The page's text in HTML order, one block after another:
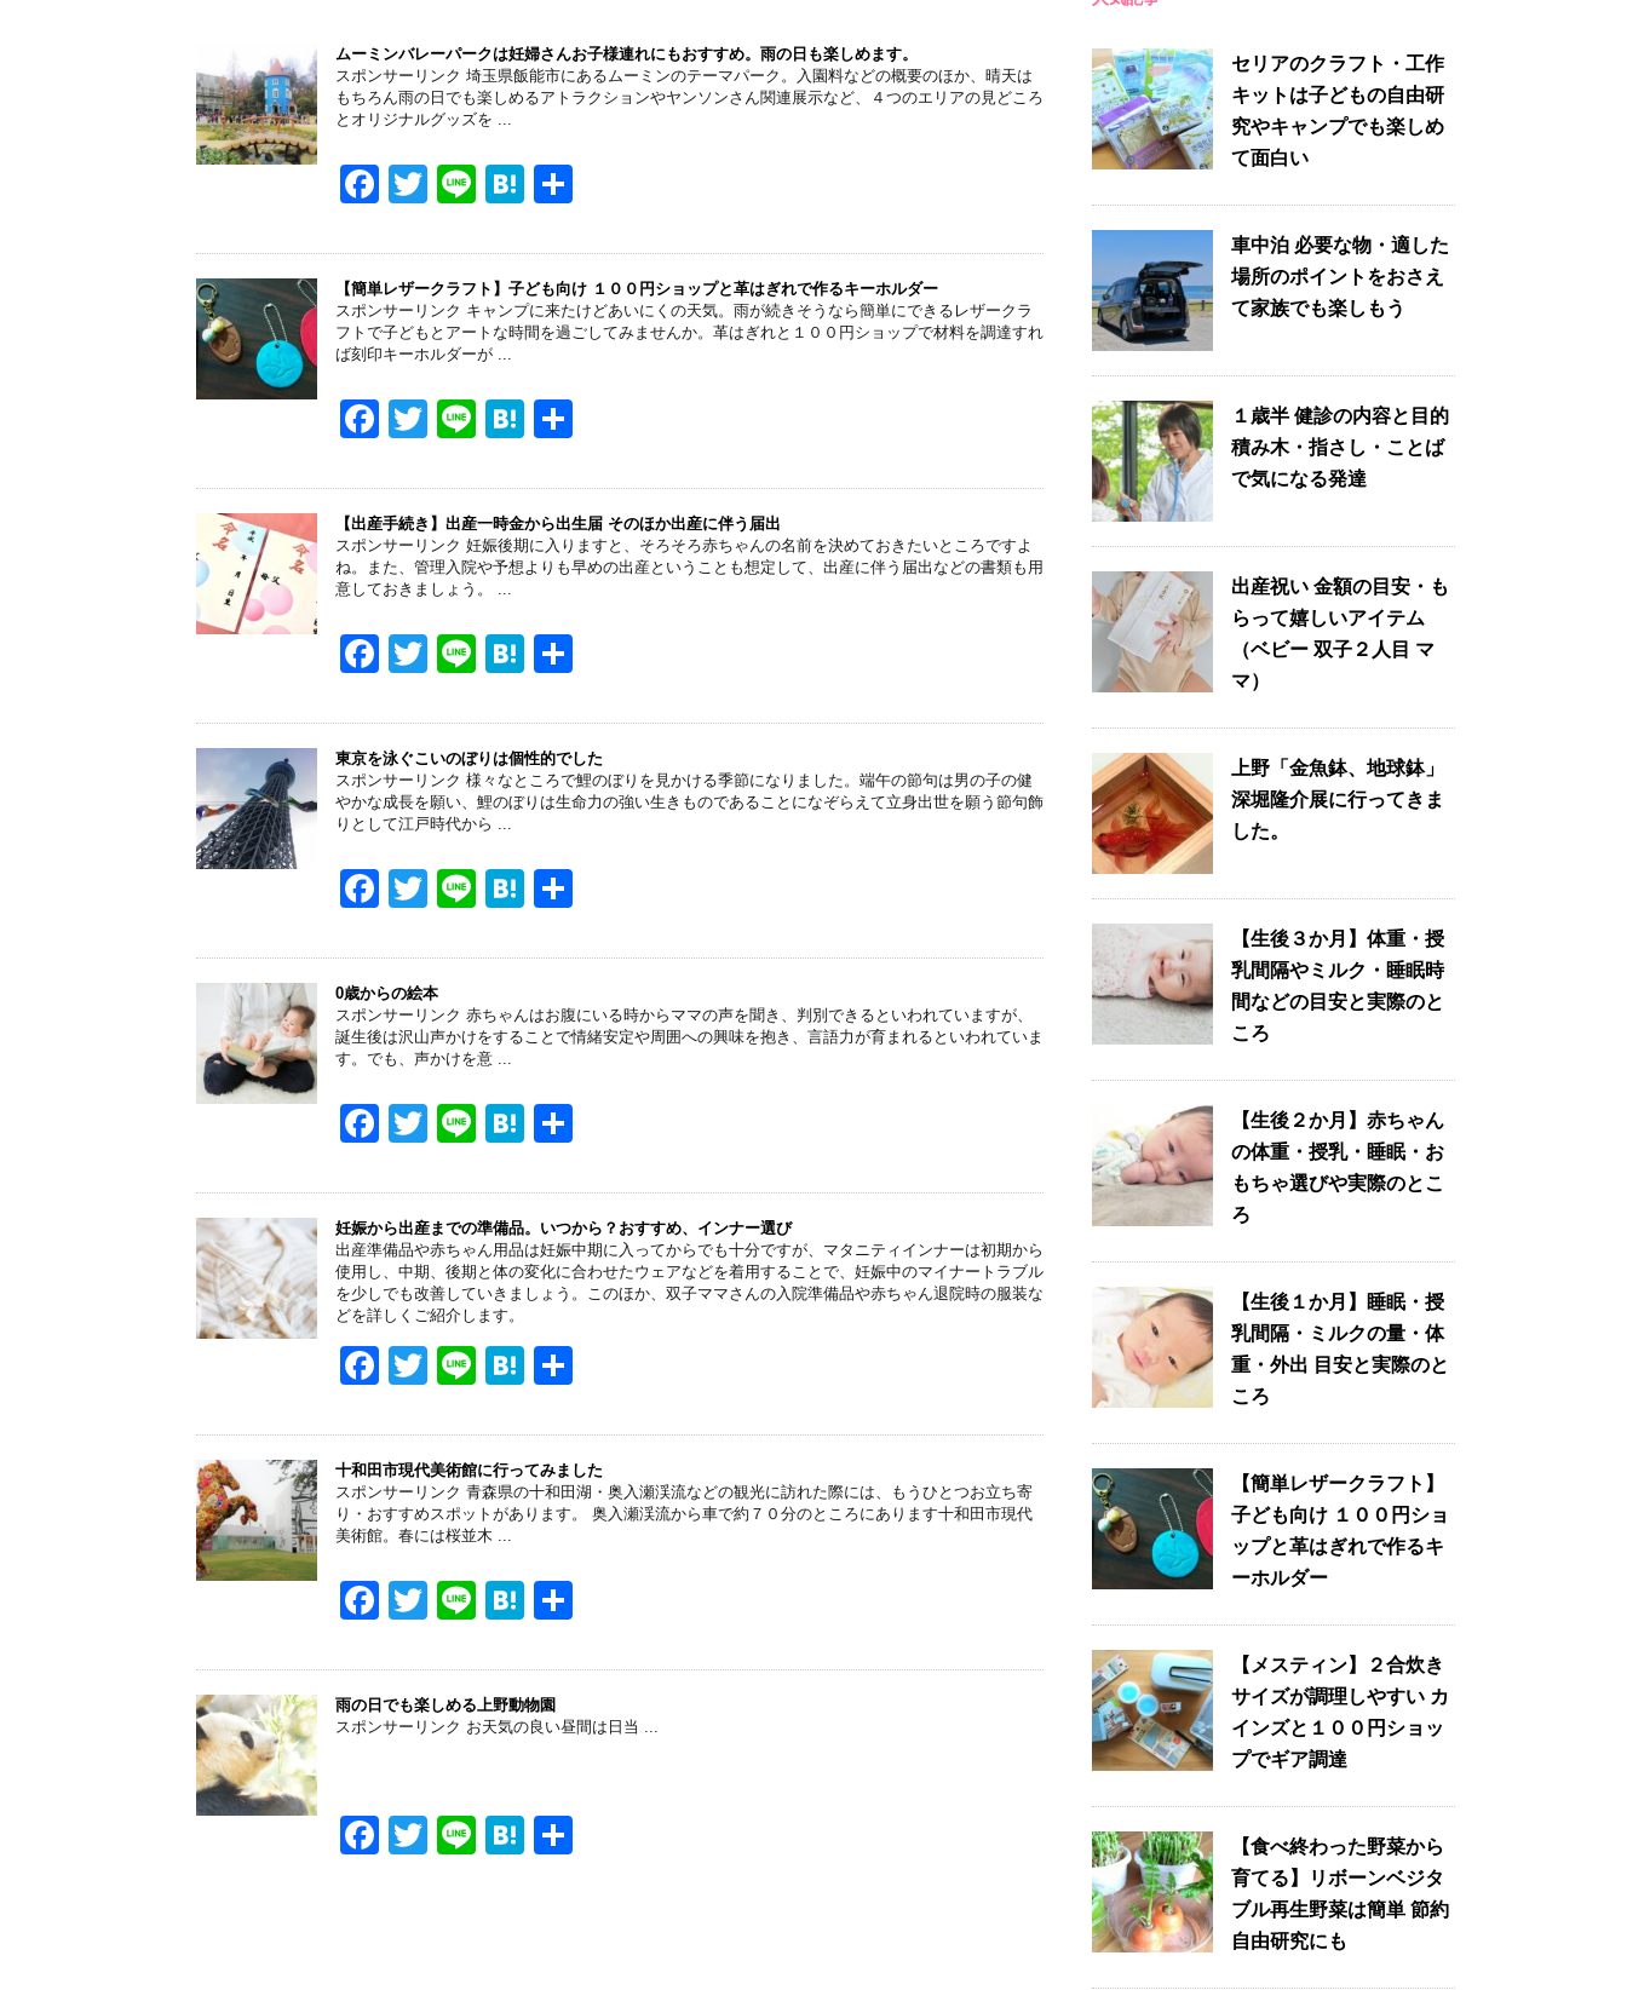
ムーミンバレーパークは妊婦さんお子様連れにもおすすめ。雨の日も楽しめます。
スポンサーリンク 埼玉県飯能市にあるムーミンのテーマパーク。入園料などの概要のほか、晴天は
もちろん雨の日でも楽しめるアトラクションやヤンソンさん関連展示など、４つのエリアの見どころ
とオリジナルグッズを ...
F
c
e
b
o
T
tt
er
Li
e
H
e
n
a
【簡単レザークラフト】子ども向け １００円ショップと革はぎれで作るキーホルダー
スポンサーリンク キャンプに来たけどあいにくの天気。雨が続きそうなら簡単にできるレザークラ
フトで子どもとアートな時間を過ごしてみませんか。革はぎれと１００円ショップで材料を調達すれ
ば刻印キーホルダーが ...
F
c
e
b
o
T
tt
er
Li
e
H
e
n
a
【出産手続き】出産一時金から出生届 そのほか出産に伴う届出
スポンサーリンク 妊娠後期に入りますと、そろそろ赤ちゃんの名前を決めておきたいところですよ
ね。また、管理入院や予想よりも早めの出産ということも想定して、出産に伴う届出などの書類も用
意しておきましょう。 ...
F
c
e
b
o
T
tt
er
Li
e
H
e
n
a
東京を泳ぐこいのぼりは個性的でした
スポンサーリンク 様々なところで鯉のぼりを見かける季節になりました。端午の節句は男の子の健
やかな成長を願い、鯉のぼりは生命力の強い生きものであることになぞらえて立身出世を願う節句飾
りとして江戸時代から ...
F
c
e
b
o
T
tt
er
Li
e
H
e
n
a
0歳からの絵本
スポンサーリンク 赤ちゃんはお腹にいる時からママの声を聞き、判別できるといわれていますが、
誕生後は沢山声かけをすることで情緒安定や周囲への興味を抱き、言語力が育まれるといわれていま
す。でも、声かけを意 ...
F
c
e
b
o
o
k
T
tt
er
Li
e
H
e
n
a
妊娠から出産までの準備品。いつから？おすすめ、インナー選び
出産準備品や赤ちゃん用品は妊娠中期に入ってからでも十分ですが、マタニティインナーは初期から
使用し、中期、後期と体の変化に合わせたウェアなどを着用することで、妊娠中のマイナートラブル
を少しでも改善していきましょう。このほか、双子ママさんの入院準備品や赤ちゃん退院時の服装な
どを詳しくご紹介します。
F
c
e
b
o
T
tt
er
Li
e
H
e
n
a
十和田市現代美術館に行ってみました
スポンサーリンク 青森県の十和田湖・奥入瀬渓流などの観光に訪れた際には、もうひとつお立ち寄
り・おすすめスポットがあります。 奥入瀬渓流から車で約７０分のところにあります十和田市現代
美術館。春には桜並木 ...
F
c
e
o
T
tt
er
Li
e
H
e
n
雨の日でも楽しめる上野動物園
スポンサーリンク お天気の良い昼間は日当 ...
F
T
Li
H
セリアのクラフト・工作
キットは子どもの自由研
究やキャンプでも楽しめ
て面白い
車中泊 必要な物・適した
場所のポイントをおさえ
て家族でも楽しもう
１歳半 健診の内容と目的
積み木・指さし・ことば
で気になる発達
出産祝い 金額の目安・も
らって嬉しいアイテム
（ベビー 双子２人目 マ
マ）
上野「金魚鉢、地球鉢」
深堀隆介展に行ってきま
した。
【生後３か月】体重・授
乳間隔やミルク・睡眠時
間などの目安と実際のと
ころ
【生後２か月】赤ちゃん
の体重・授乳・睡眠・お
もちゃ選びや実際のとこ
ろ
【生後１か月】睡眠・授
乳間隔・ミルクの量・体
重・外出 目安と実際のと
ころ
【簡単レザークラフト】
子ども向け １００円ショ
ップと革はぎれで作るキ
ーホルダー
【メスティン】２合炊き
サイズが調理しやすい カ
インズと１００円ショッ
プでギア調達
【食べ終わった野菜から
育てる】リボーンベジタ
ブル再生野菜は簡単 節約
自由研究にも